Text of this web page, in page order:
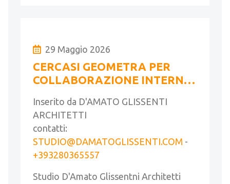
29 Maggio 2026
CERCASI GEOMETRA PER
COLLABORAZIONE INTERNA
Inserito da D'AMATO GLISSENTI
ARCHITETTI
contatti:
STUDIO@DAMATOGLISSENTI.COM -
+393280365557
Studio D'Amato Glissentni Architetti